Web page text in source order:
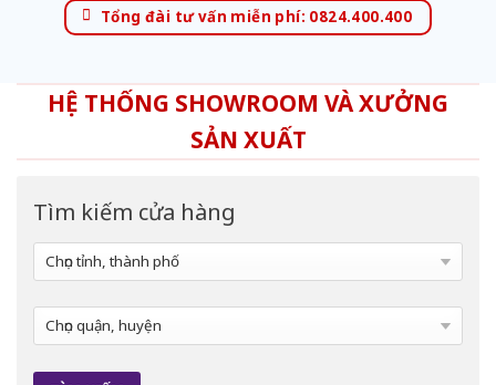
Tổng đài tư vấn miễn phí: 0824.400.400
HỆ THỐNG SHOWROOM VÀ XƯỞNG
SẢN XUẤT
Tìm kiếm cửa hàng